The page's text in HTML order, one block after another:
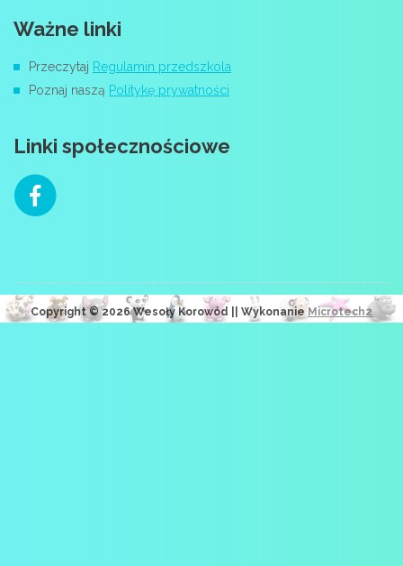
Ważne linki
Przeczytaj Regulamin przedszkola
Poznaj naszą Politykę prywatności
Linki społecznościowe
Copyright © 2026 Wesoły Korowód || Wykonanie Microtech2